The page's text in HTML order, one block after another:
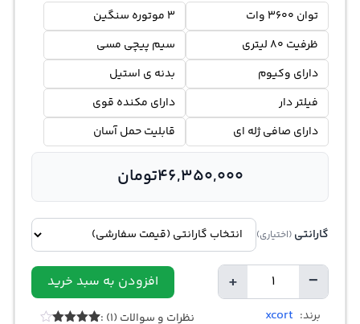
توان 3600 وات
3 موتوره سنگین
ظرفیت 80 لیتری
سیم پیچی مسی
دارای وکیوم
بدنه ی استیل
فیلتر دار
دارای مکنده قوی
دارای صافی ژله ای
قابلیت حمل آسان
46,350,000تومان
گارانتی (اختیاری)
−
تعداد + افزودن به سبد خرید
برند: xcort نظرات و سوالات (1) :